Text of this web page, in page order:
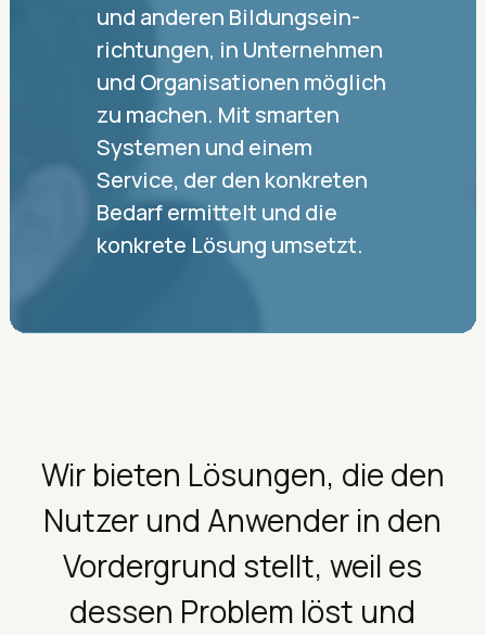
und anderen Bildungs­ein­
richtungen, in Unter­nehmen
und Organisationen möglich
zu machen. Mit smarten
Systemen und einem
Service, der den konkreten
Bedarf ermittelt und die
konkrete Lösung umsetzt.
Wir bieten Lösungen, die den
Nutzer und Anwender in den
Vordergrund stellt, weil es
dessen Problem löst und